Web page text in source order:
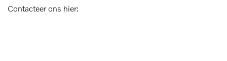
Contacteer ons hier: